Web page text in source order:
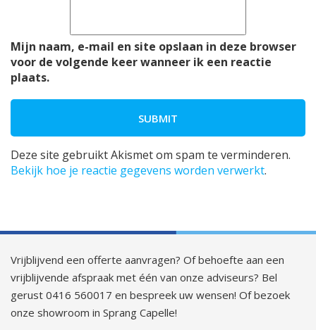
Mijn naam, e-mail en site opslaan in deze browser
voor de volgende keer wanneer ik een reactie
plaats.
Deze site gebruikt Akismet om spam te verminderen.
Bekijk hoe je reactie gegevens worden verwerkt.
Vrijblijvend een offerte aanvragen? Of behoefte aan een
vrijblijvende afspraak met één van onze adviseurs? Bel
gerust 0416 560017 en bespreek uw wensen! Of bezoek
onze showroom in Sprang Capelle!